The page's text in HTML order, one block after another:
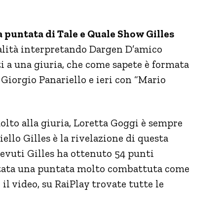
di Tale e Quale Show Gilles
interpretando Dargen D’amico
una giuria, che come sapete è formata
Panariello e ieri con “Mario
alla giuria, Loretta Goggi è sempre
Gilles è la rivelazione di questa
Gilles ha ottenuto 54 punti
una puntata molto combattuta come
video, su RaiPlay trovate tutte le